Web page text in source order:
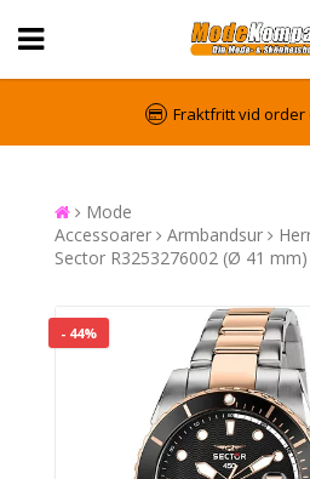
Fraktfritt vid order
Mode
Accessoarer
Armbandsur
Sector R3253276002 (Ø 41 mm)
- 44%